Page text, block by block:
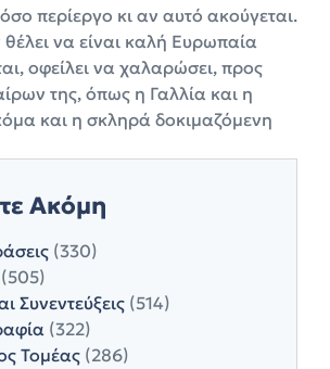
περίεργο κι αν αυτό ακούγεται.
να είναι καλή Ευρωπαία
οφείλει να χαλαρώσει, προς
της, όπως η Γαλλία και η
και η σκληρά δοκιμαζόμενη
Ακόμη
(330)
(505)
Συνεντεύξεις (514)
(322)
Τομέας (286)